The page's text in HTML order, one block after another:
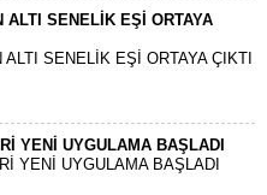
ALTI SENELİK EŞİ ORTAYA
ALTI SENELİK EŞİ ORTAYA ÇIKTI
YENİ UYGULAMA BAŞLADI
YENİ UYGULAMA BAŞLADI